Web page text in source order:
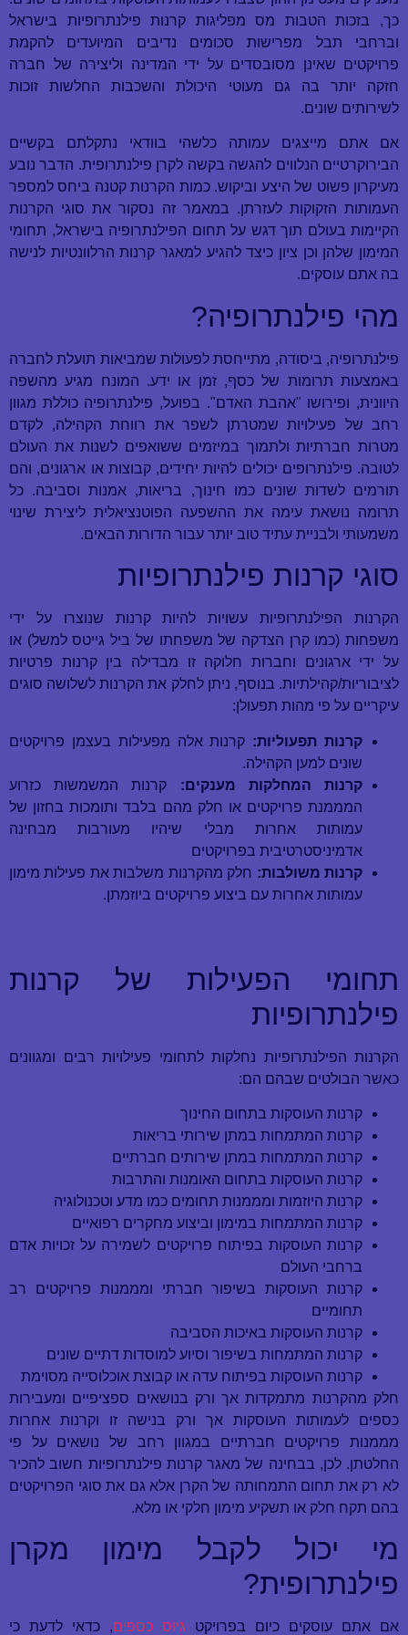
כך, בזכות הטבות מס מפליגות קרנות פילנתרופיות בישראל
וברחבי תבל מפרישות סכומים נדיבים המיועדים להקמת
פרויקטים שאינן מסובסדים על ידי המדינה וליצירה של חברה
חזקה יותר בה גם מעוטי היכולת והשכבות החלשות זוכות
לשירותים שונים.
אם אתם מייצגים עמותה כלשהי בוודאי נתקלתם בקשיים
הבירוקרטיים הנלווים להגשה בקשה לקרן פילנתרופית. הדבר נובע
מעיקרון פשוט של היצע וביקוש. כמות הקרנות קטנה ביחס למספר
העמותות הזקוקות לעזרתן. במאמר זה נסקור את סוגי הקרנות
הקיימות בעולם תוך דגש על תחום הפילנתרופיה בישראל, תחומי
המימון שלהן וכן ציון כיצד להגיע למאגר קרנות הרלוונטיות לנישה
בה אתם עוסקים.
מהי פילנתרופיה?
פילנתרופיה, ביסודה, מתייחסת לפעולות שמביאות תועלת לחברה
באמצעות תרומות של כסף, זמן או ידע. המונח מגיע מהשפה
היוונית, ופירושו "אהבת האדם". בפועל, פילנתרופיה כוללת מגוון
רחב של פעילויות שמטרתן לשפר את רווחת הקהילה, לקדם
מטרות חברתיות ולתמוך במיזמים ששואפים לשנות את העולם
לטובה. פילנתרופים יכולים להיות יחידים, קבוצות או ארגונים, והם
תורמים לשדות שונים כמו חינוך, בריאות, אמנות וסביבה. כל
תרומה נושאת עימה את ההשפעה הפוטנציאלית ליצירת שינוי
משמעותי ולבניית עתיד טוב יותר עבור הדורות הבאים.
סוגי קרנות פילנתרופיות
הקרנות הפילנתרופיות עשויות להיות קרנות שנוצרו על ידי
משפחות (כמו קרן הצדקה של משפחתו של ביל גייטס למשל) או
על ידי ארגונים וחברות חלוקה זו מבדילה בין קרנות פרטיות
לציבוריות/קהילתיות. בנוסף, ניתן לחלק את הקרנות לשלושה סוגים
עיקריים על פי מהות תפעולן:
קרנות תפעוליות: קרנות אלה מפעילות בעצמן פרויקטים
שונים למען הקהילה.
קרנות המחלקות מענקים: קרנות המשמשות כזרוע
המממנת פרויקטים או חלק מהם בלבד ותומכות בחזון של
עמותות אחרות מבלי שיהיו מעורבות מבחינה
אדמיניסטרטיבית בפרויקטים
קרנות משולבות: חלק מהקרנות משלבות את פעילות מימון
עמותות אחרות עם ביצוע פרויקטים ביוזמתן.
תחומי הפעילות של קרנות
פילנתרופיות
הקרנות הפילנתרופיות נחלקות לתחומי פעילויות רבים ומגוונים
כאשר הבולטים שבהם הם:
קרנות העוסקות בתחום החינוך
קרנות המתמחות במתן שירותי בריאות
קרנות המתמחות במתן שירותים חברתיים
קרנות העוסקות בתחום האומנות והתרבות
קרנות היוזמות ומממנות תחומים כמו מדע וטכנולוגיה
קרנות המתמחות במימון וביצוע מחקרים רפואיים
קרנות העוסקות בפיתוח פרויקטים לשמירה על זכויות אדם
ברחבי העולם
קרנות העוסקות בשיפור חברתי ומממנות פרויקטים רב
תחומיים
קרנות העוסקות באיכות הסביבה
קרנות המתמחות בשיפור וסיוע למוסדות דתיים שונים
קרנות העוסקות בפיתוח עדה או קבוצת אוכלוסייה מסוימת
חלק מהקרנות מתמקדות אך ורק בנושאים ספציפיים ומעבירות
כספים לעמותות העוסקות אך ורק בנישה זו וקרנות אחרות
מממנות פרויקטים חברתיים במגוון רחב של נושאים על פי
החלטתן. לכן, בבחינה של מאגר קרנות פילנתרופיות חשוב להכיר
לא רק את תחום התמחותה של הקרן אלא גם את סוגי הפרויקטים
בהם תקח חלק או תשקיע מימון חלקי או מלא.
מי יכול לקבל מימון מקרן
פילנתרופית?
אם אתם עוסקים כיום בפרויקט גיוס כספים, כדאי לדעת כי